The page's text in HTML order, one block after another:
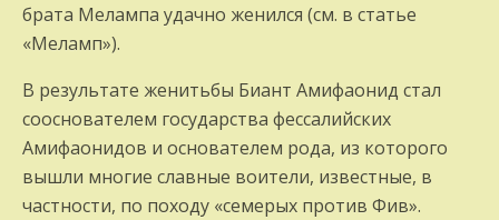
брата Мелампа удачно женился (см. в статье
«Меламп»).
В результате женитьбы Биант Амифаонид стал
сооснователем государства фессалийских
Амифаонидов и основателем рода, из которого
вышли многие славные воители, известные, в
частности, по походу «семерых против Фив».